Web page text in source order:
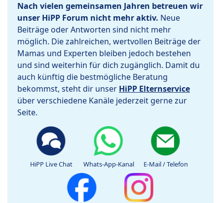
Nach vielen gemeinsamen Jahren betreuen wir
unser HiPP Forum nicht mehr aktiv. Neue
Beiträge oder Antworten sind nicht mehr
möglich. Die zahlreichen, wertvollen Beiträge der
Mamas und Experten bleiben jedoch bestehen
und sind weiterhin für dich zugänglich. Damit du
auch künftig die bestmögliche Beratung
bekommst, steht dir unser HiPP Elternservice
über verschiedene Kanäle jederzeit gerne zur
Seite.
HiPP Live Chat Whats-App-Kanal E-Mail / Telefon